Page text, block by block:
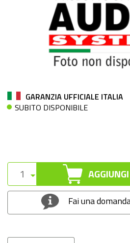
GARANZIA UFFICIALE ITALIA
SUBITO DISPONIBILE
AGGIUNGI
Fai una